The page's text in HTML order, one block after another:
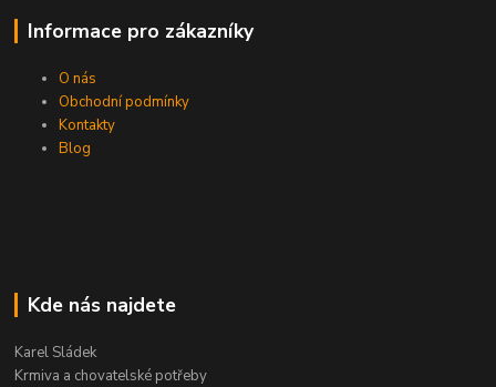
Informace pro zákazníky
O nás
Obchodní podmínky
Kontakty
Blog
Kde nás najdete
Karel Sládek
Krmiva a chovatelské potřeby